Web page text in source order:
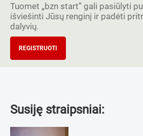
Tuomet „bzn start” gali pasiūlyti
išviešinti Jūsų renginį ir padėti
dalyvių.
REGISTRUOTI
Susiję straipsniai: